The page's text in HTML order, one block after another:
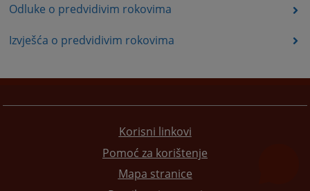
Odluke o predvidivim rokovima
Izvješća o predvidivim rokovima
Korisni linkovi
Pomoć za korištenje
Mapa stranice